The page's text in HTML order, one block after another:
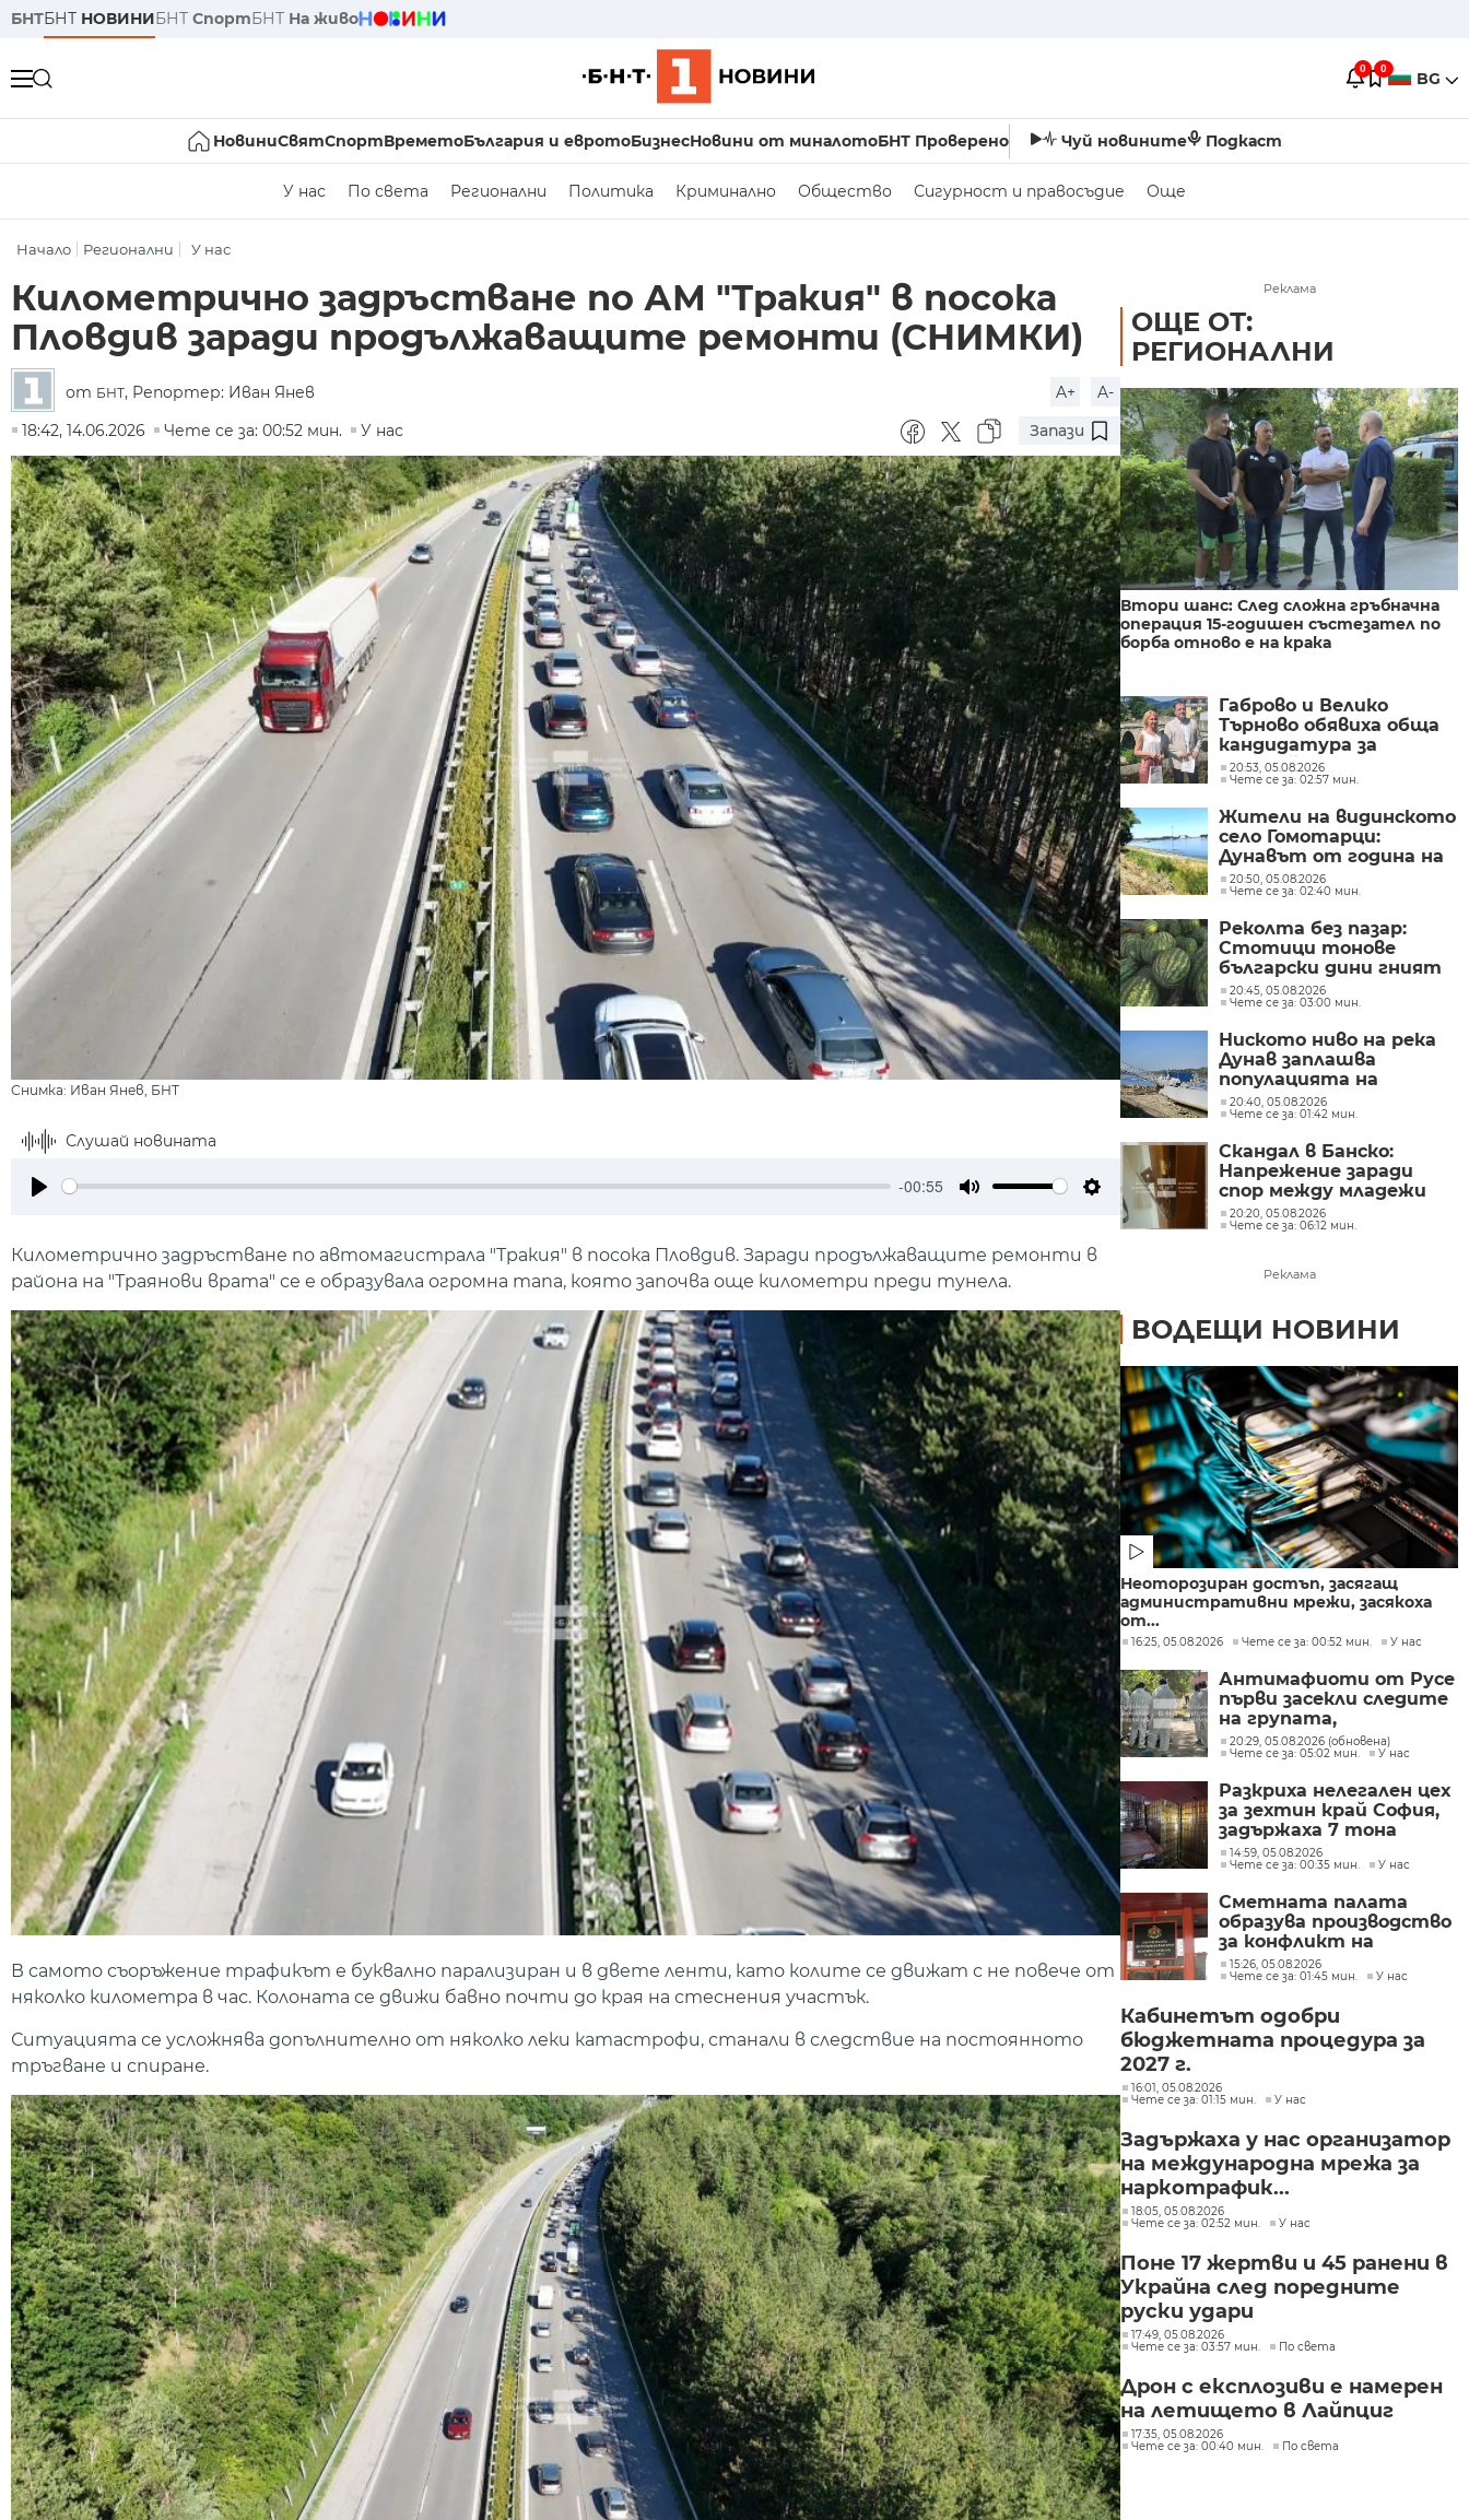
БНТБНТ НОВИНИБНТ СпортБНТ На живо
0 0 BG
НовиниСвятСпортВреметоБългария и евротоБизнесНовини от миналотоБНТ Проверено Чуй новините Подкаст
У нас По света Регионални Политика Криминално Общество Сигурност и правосъдие Още
Начало Регионални У нас
Километрично задръстване по АМ "Тракия" в посока
Пловдив заради продължаващите ремонти (СНИМКИ)
от БНТ, Репортер: Иван Янев A+
A-
18:42, 14.06.2026
Чете се за: 00:52 мин. У нас Запази
Снимка: Иван Янев, БНТ
Слушай новината
-00:55
Settings
Километрично задръстване по автомагистрала "Тракия" в посока Пловдив. Заради продължаващите ремонти в
района на "Траянови врата" се е образувала огромна тапа, която започва още километри преди тунела.
В самото съоръжение трафикът е буквално парализиран и в двете ленти, като колите се движат с не повече от
няколко километра в час. Колоната се движи бавно почти до края на стеснения участък.
Ситуацията се усложнява допълнително от няколко леки катастрофи, станали в следствие на постоянното
тръгване и спиране.
Реклама
ОЩЕ ОТ:
РЕГИОНАЛНИ
Втори шанс: След сложна гръбначна
операция 15-годишен състезател по
борба отново е на крака
Габрово и Велико
Търново обявиха обща
кандидатура за
Европейска столица на
културата през 2032
20:53, 05.08.2026
Чете се за: 02:57 мин.
Жители на видинското
село Гомотарци:
Дунавът от година на
година става все по-
плитък
20:50, 05.08.2026
Чете се за: 02:40 мин.
Реколта без пазар:
Стотици тонове
български дини гният
необрани
20:45, 05.08.2026
Чете се за: 03:00 мин.
Ниското ниво на река
Дунав заплашва
популацията на
речната риба
20:40, 05.08.2026
Чете се за: 01:42 мин.
Скандал в Банско:
Напрежение заради
спор между младежи
от България и Италия
(СНИМКИ)
20:20, 05.08.2026
Чете се за: 06:12 мин.
Реклама
ВОДЕЩИ НОВИНИ
Неоторозиран достъп, засягащ
административни мрежи, засякоха
от...
16:25, 05.08.2026 Чете се за: 00:52 мин. У нас
Антимафиоти от Русе
първи засекли следите
на групата,
произвеждала
фентанил в София
20:29, 05.08.2026 (обновена)
Чете се за: 05:02 мин.
У нас
Разкриха нелегален цех
за зехтин край София,
задържаха 7 тона
продукт без марка
14:59, 05.08.2026
Чете се за: 00:35 мин.
У нас
Сметната палата
образува производство
за конфликт на
интереси при Делян
Пеевски
15:26, 05.08.2026
Чете се за: 01:45 мин.
У нас
Кабинетът одобри
бюджетната процедура за
2027 г.
16:01, 05.08.2026
Чете се за: 01:15 мин.
У нас
Задържаха у нас организатор
на международна мрежа за
наркотрафик...
18:05, 05.08.2026
Чете се за: 02:52 мин.
У нас
Поне 17 жертви и 45 ранени в
Украйна след поредните
руски удари
17:49, 05.08.2026
Чете се за: 03:57 мин.
По света
Дрон с експлозиви е намерен
на летището в Лайпциг
17:35, 05.08.2026
Чете се за: 00:40 мин.
По света